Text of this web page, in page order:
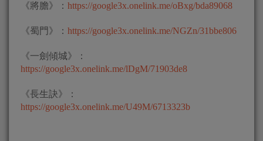
《將膽》： https://google3x.onelink.me/oBxg/bda89068
《蜀門》： https://google3x.onelink.me/NGZn/31bbe806
《一劍傾城》：
https://google3x.onelink.me/lDgM/71903de8
《長生訣》：
https://google3x.onelink.me/U49M/6713323b